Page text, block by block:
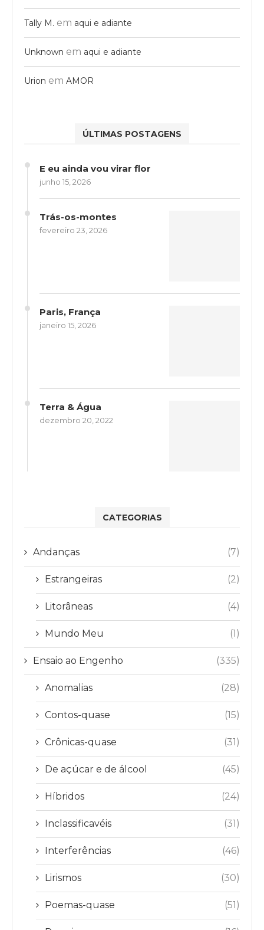
Tally M. em aqui e adiante
Unknown em aqui e adiante
Urion em AMOR
ÚLTIMAS POSTAGENS
E eu ainda vou virar flor
junho 15, 2026
Trás-os-montes
fevereiro 23, 2026
Paris, França
janeiro 15, 2026
Terra & Água
dezembro 20, 2022
CATEGORIAS
Andanças (7)
Estrangeiras (2)
Litorâneas (4)
Mundo Meu (1)
Ensaio ao Engenho (335)
Anomalias (28)
Contos-quase (15)
Crônicas-quase (31)
De açúcar e de álcool (45)
Híbridos (24)
Inclassificavéis (31)
Interferências (46)
Lirismos (30)
Poemas-quase (51)